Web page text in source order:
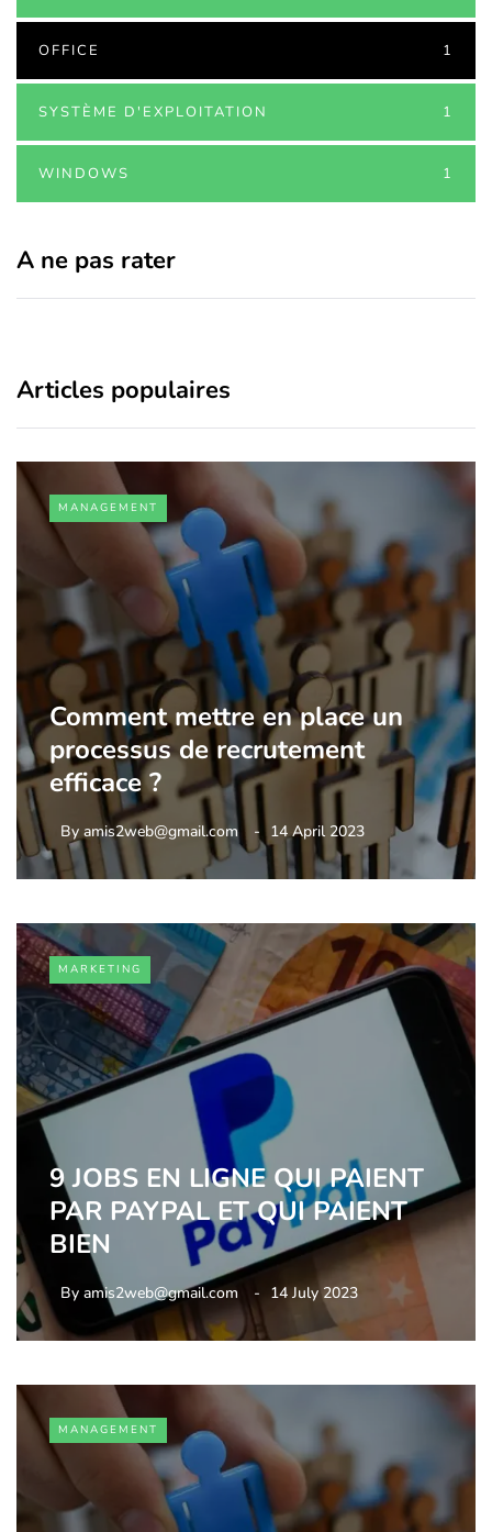
OFFICE 1
SYSTÈME D'EXPLOITATION 1
WINDOWS 1
A ne pas rater
Articles populaires
MANAGEMENT
Comment mettre en place un
processus de recrutement
efficace ?
By amis2web@gmail.com 14 April 2023
MARKETING
9 JOBS EN LIGNE QUI PAIENT
PAR PAYPAL ET QUI PAIENT
BIEN
By amis2web@gmail.com 14 July 2023
MANAGEMENT